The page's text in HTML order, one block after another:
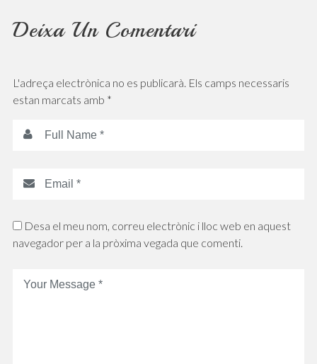
Deixa Un Comentari
L'adreça electrònica no es publicarà. Els camps necessaris
estan marcats amb *
Desa el meu nom, correu electrònic i lloc web en aquest
navegador per a la pròxima vegada que comenti.